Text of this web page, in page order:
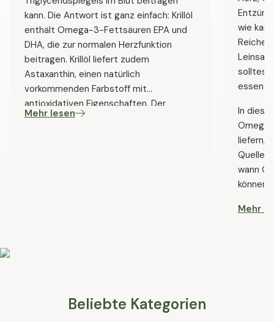
kann. Die Antwort ist ganz einfach: Krillöl
enthält Omega-3-Fettsäuren EPA und
DHA, die zur normalen Herzfunktion
beitragen. Krillöl liefert zudem
Astaxanthin, einen natürlich
vorkommenden Farbstoff mit
antioxidativen Eigenschaften. Der
Zusammenhang zwischen
Mehr lesen
wie
solltest
essen?
In
liefern,
Quellen
wann
können.
Mehr
Beliebte Kategorien